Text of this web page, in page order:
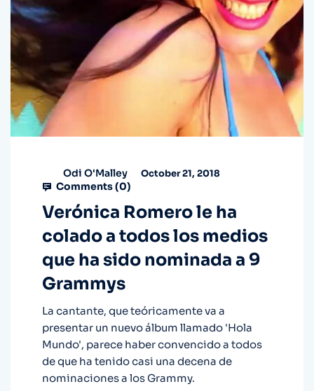
Odi O'Malley October 21, 2018
Comments (0)
Verónica Romero le ha
colado a todos los medios
que ha sido nominada a 9
Grammys
La cantante, que teóricamente va a
presentar un nuevo álbum llamado 'Hola
Mundo', parece haber convencido a todos
de que ha tenido casi una decena de
nominaciones a los Grammy.